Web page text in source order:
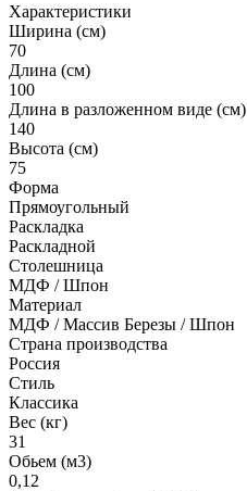
Характеристики
Ширина (см)
70
Длина (см)
100
Длина в разложенном виде (см)
140
Высота (см)
75
Форма
Прямоугольный
Раскладка
Раскладной
Столешница
МДФ / Шпон
Материал
МДФ / Массив Березы / Шпон
Страна производства
Россия
Стиль
Классика
Вес (кг)
31
Обьем (м3)
0,12